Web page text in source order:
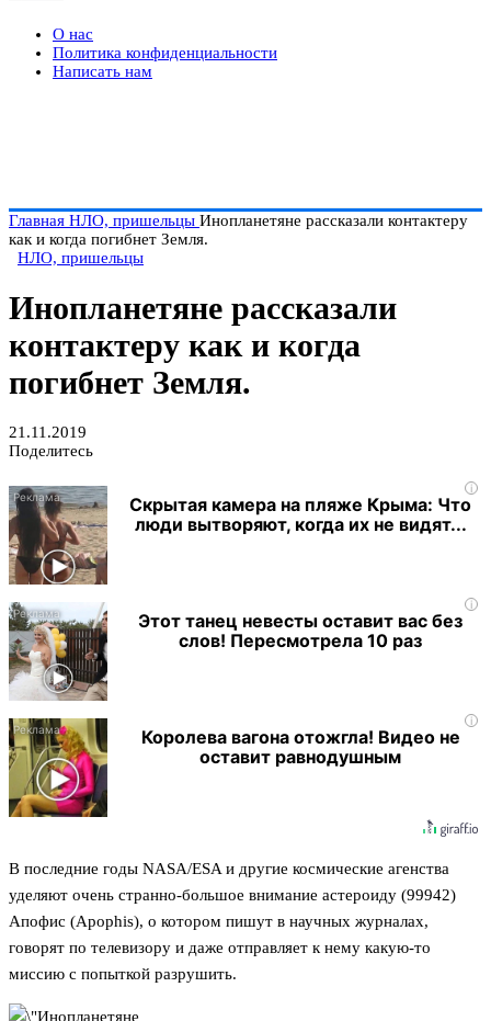
О нас
Политика конфиденциальности
Написать нам
Главная НЛО, пришельцы Инопланетяне рассказали контактеру
как и когда погибнет Земля.
НЛО, пришельцы
Инопланетяне рассказали
контактеру как и когда
погибнет Земля.
21.11.2019
Поделитесь
i
Скрытая камера на пляже Крыма: Что
люди вытворяют, когда их не видят...
i
Этот танец невесты оставит вас без
слов! Пересмотрела 10 раз
i
Королева вагона отожгла! Видео не
оставит равнодушным
В последние годы NASA/ESA и другие космические агенства
уделяют очень странно-большое внимание астероиду (99942)
Апофис (Apophis), о котором пишут в научных журналах,
говорят по телевизору и даже отправляет к нему какую-то
миссию с попыткой разрушить.